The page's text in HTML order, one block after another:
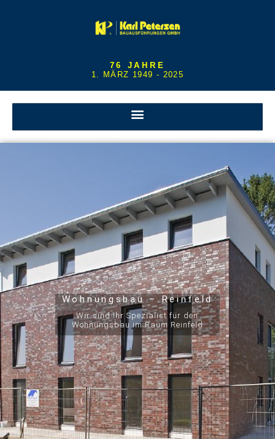
76 JAHRE
1. MÄRZ 1949 - 2025
Wohnungsbau – Reinfeld
Wir sind Ihr Spezialist für den
Wohnungsbau im Raum Reinfeld